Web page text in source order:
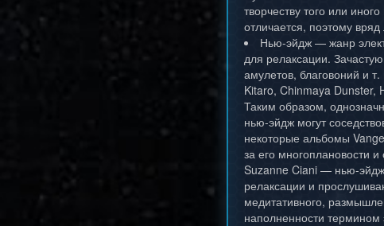
творчеству того или
отличается, поэтому
Нью-эйдж — жанр
для релаксации.
амулетов, благовоний и
Kitaro, Chinmaya
Таким образом,
нью-эйдж могут
некоторые альбомы
за его многоплановости
Suzanne Ciani — нью-
релаксации и
медитативного,
наполненности термином